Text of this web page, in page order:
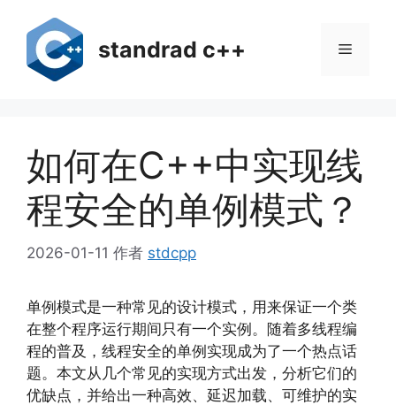
standrad c++ 菜
如何在C++中实现线
程安全的单例模式？
2026-01-11 作者 stdcpp
单例模式是一种常见的设计模式，用来保证一个类
在整个程序运行期间只有一个实例。随着多线程编
程的普及，线程安全的单例实现成为了一个热点话
题。本文从几个常见的实现方式出发，分析它们的
优缺点，并给出一种高效、延迟加载、可维护的实